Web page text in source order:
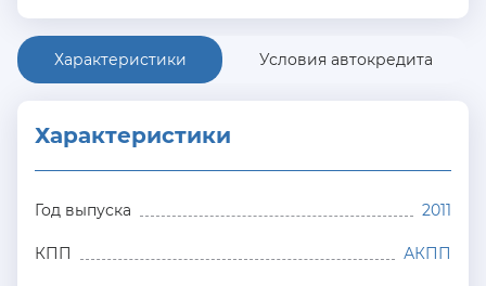
Характеристики Условия автокредита
Характеристики
Год выпуска 2011
КПП АКПП